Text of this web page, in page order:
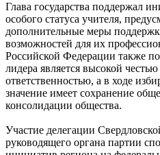
Глава государства поддержал
особого статуса учителя,
дополнительные меры
возможностей для их
Российской Федерации также
лидера является высокой
ответственностью, а в ходе
значение имеет сохранение
консолидации общества.
Участие делегации
руководящего органа партии